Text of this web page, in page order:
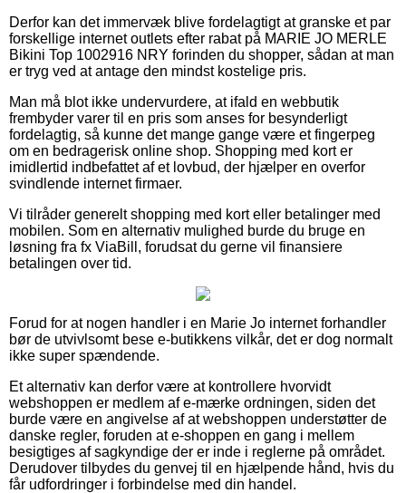
Derfor kan det immervæk blive fordelagtigt at granske et par
forskellige internet outlets efter rabat på MARIE JO MERLE
Bikini Top 1002916 NRY forinden du shopper, sådan at man
er tryg ved at antage den mindst kostelige pris.
Man må blot ikke undervurdere, at ifald en webbutik
frembyder varer til en pris som anses for besynderligt
fordelagtig, så kunne det mange gange være et fingerpeg
om en bedragerisk online shop. Shopping med kort er
imidlertid indbefattet af et lovbud, der hjælper en overfor
svindlende internet firmaer.
Vi tilråder generelt shopping med kort eller betalinger med
mobilen. Som en alternativ mulighed burde du bruge en
løsning fra fx ViaBill, forudsat du gerne vil finansiere
betalingen over tid.
Forud for at nogen handler i en Marie Jo internet forhandler
bør de utvivlsomt bese e-butikkens vilkår, det er dog normalt
ikke super spændende.
Et alternativ kan derfor være at kontrollere hvorvidt
webshoppen er medlem af e-mærke ordningen, siden det
burde være en angivelse af at webshoppen understøtter de
danske regler, foruden at e-shoppen en gang i mellem
besigtiges af sagkyndige der er inde i reglerne på området.
Derudover tilbydes du genvej til en hjælpende hånd, hvis du
får udfordringer i forbindelse med din handel.